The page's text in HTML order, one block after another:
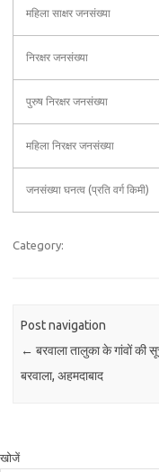
महिला साक्षर जनसंख्या
निरक्षर जनसंख्या
पुरुष निरक्षर जनसंख्या
महिला निरक्षर जनसंख्या
जनसंख्या घनत्व (प्रति वर्ग किमी)
Category:
Post navigation
← बरवाला तालुका के गांवों की
बरवाला, अहमदाबाद
खोजें